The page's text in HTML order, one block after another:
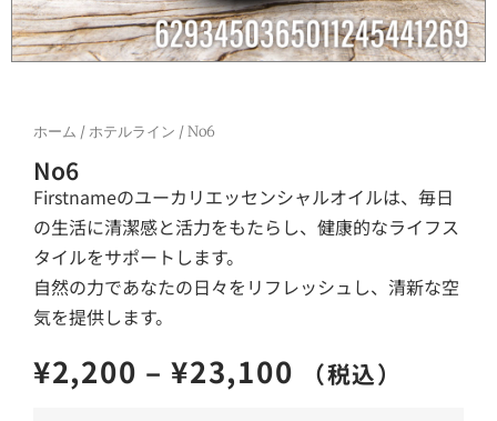
ホーム /ホテルライン / No6
No6
Firstnameのユーカリエッセンシャルオイルは、毎日
の生活に清潔感と活力をもたらし、健康的なライフス
タイルをサポートします。
自然の力であなたの日々をリフレッシュし、清新な空
気を提供します。
¥2,200 –¥23,100 （税込）